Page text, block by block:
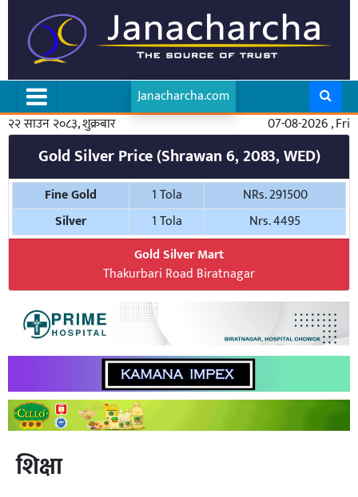
Janacharcha.com
२२ साउन २०८३, शुक्रबार
07-08-2026 , Fri
Gold Silver Price (Shrawan 6, 2083, WED)
Fine Gold 1 Tola
NRs. 291500
Silver
1 Tola
Nrs. 4495
Gold Silver Mart
Thakurbari Road Biratnagar
शिक्षा